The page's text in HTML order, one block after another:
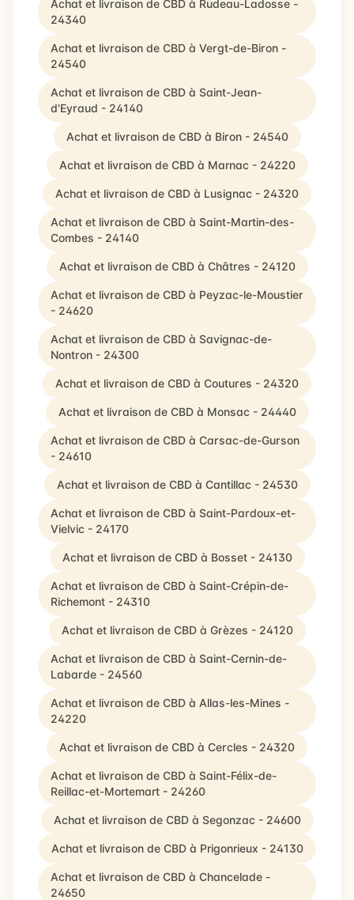
Achat et livraison de CBD à Rudeau-Ladosse -
24340
Achat et livraison de CBD à Vergt-de-Biron -
24540
Achat et livraison de CBD à Saint-Jean-
d'Eyraud - 24140
Achat et livraison de CBD à Biron - 24540
Achat et livraison de CBD à Marnac - 24220
Achat et livraison de CBD à Lusignac - 24320
Achat et livraison de CBD à Saint-Martin-des-
Combes - 24140
Achat et livraison de CBD à Châtres - 24120
Achat et livraison de CBD à Peyzac-le-Moustier
- 24620
Achat et livraison de CBD à Savignac-de-
Nontron - 24300
Achat et livraison de CBD à Coutures - 24320
Achat et livraison de CBD à Monsac - 24440
Achat et livraison de CBD à Carsac-de-Gurson
- 24610
Achat et livraison de CBD à Cantillac - 24530
Achat et livraison de CBD à Saint-Pardoux-et-
Vielvic - 24170
Achat et livraison de CBD à Bosset - 24130
Achat et livraison de CBD à Saint-Crépin-de-
Richemont - 24310
Achat et livraison de CBD à Grèzes - 24120
Achat et livraison de CBD à Saint-Cernin-de-
Labarde - 24560
Achat et livraison de CBD à Allas-les-Mines -
24220
Achat et livraison de CBD à Cercles - 24320
Achat et livraison de CBD à Saint-Félix-de-
Reillac-et-Mortemart - 24260
Achat et livraison de CBD à Segonzac - 24600
Achat et livraison de CBD à Prigonrieux - 24130
Achat et livraison de CBD à Chancelade -
24650